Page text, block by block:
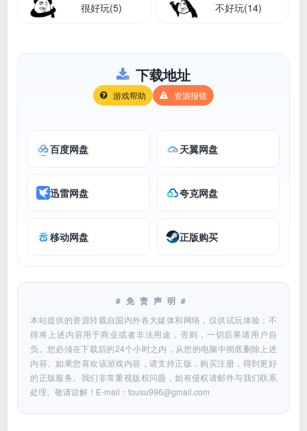
很好玩(5) 不好玩(14)
下载地址
游戏帮助 资源报错
百度网盘 天翼网盘
迅雷网盘 夸克网盘
移动网盘 正版购买
#免责声明#
本站提供的资源转载自国内外各大媒体和网络，仅供试玩体验；不
得将上述内容用于商业或者非法用途，否则，一切后果请用户自
负。您必须在下载后的24个小时之内，从您的电脑中彻底删除上述
内容。如果您喜欢该游戏内容，请支持正版，购买注册，得到更好
的正版服务。我们非常重视版权问题，如有侵权请邮件与我们联系
处理。敬请谅解！E-mail：tousu996@gmail.com